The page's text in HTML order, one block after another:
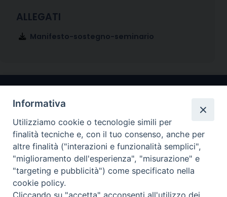
Manifesto-sostegno-seminario
Arcidiocesi di Ravenna-Cervia
CONTATTI
Informativa
Utilizziamo cookie o tecnologie simili per
finalità tecniche e, con il tuo consenso, anche per
altre finalità ("interazioni e funzionalità semplici",
"miglioramento dell'esperienza", "misurazione" e
"targeting e pubblicità") come specificato nella
cookie policy.